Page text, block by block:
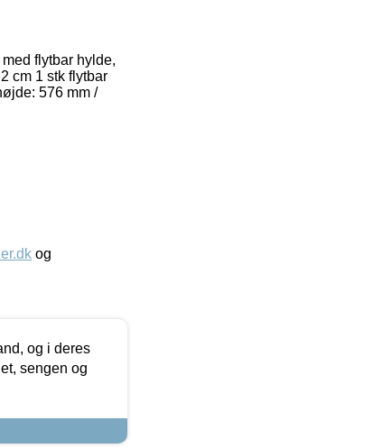
flytbar hylde,
cm 1 stk flytbar
576 mm /
og
og i deres
sengen og